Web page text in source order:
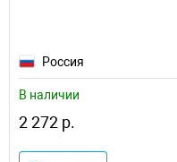
Россия
В наличии
2 272 р.